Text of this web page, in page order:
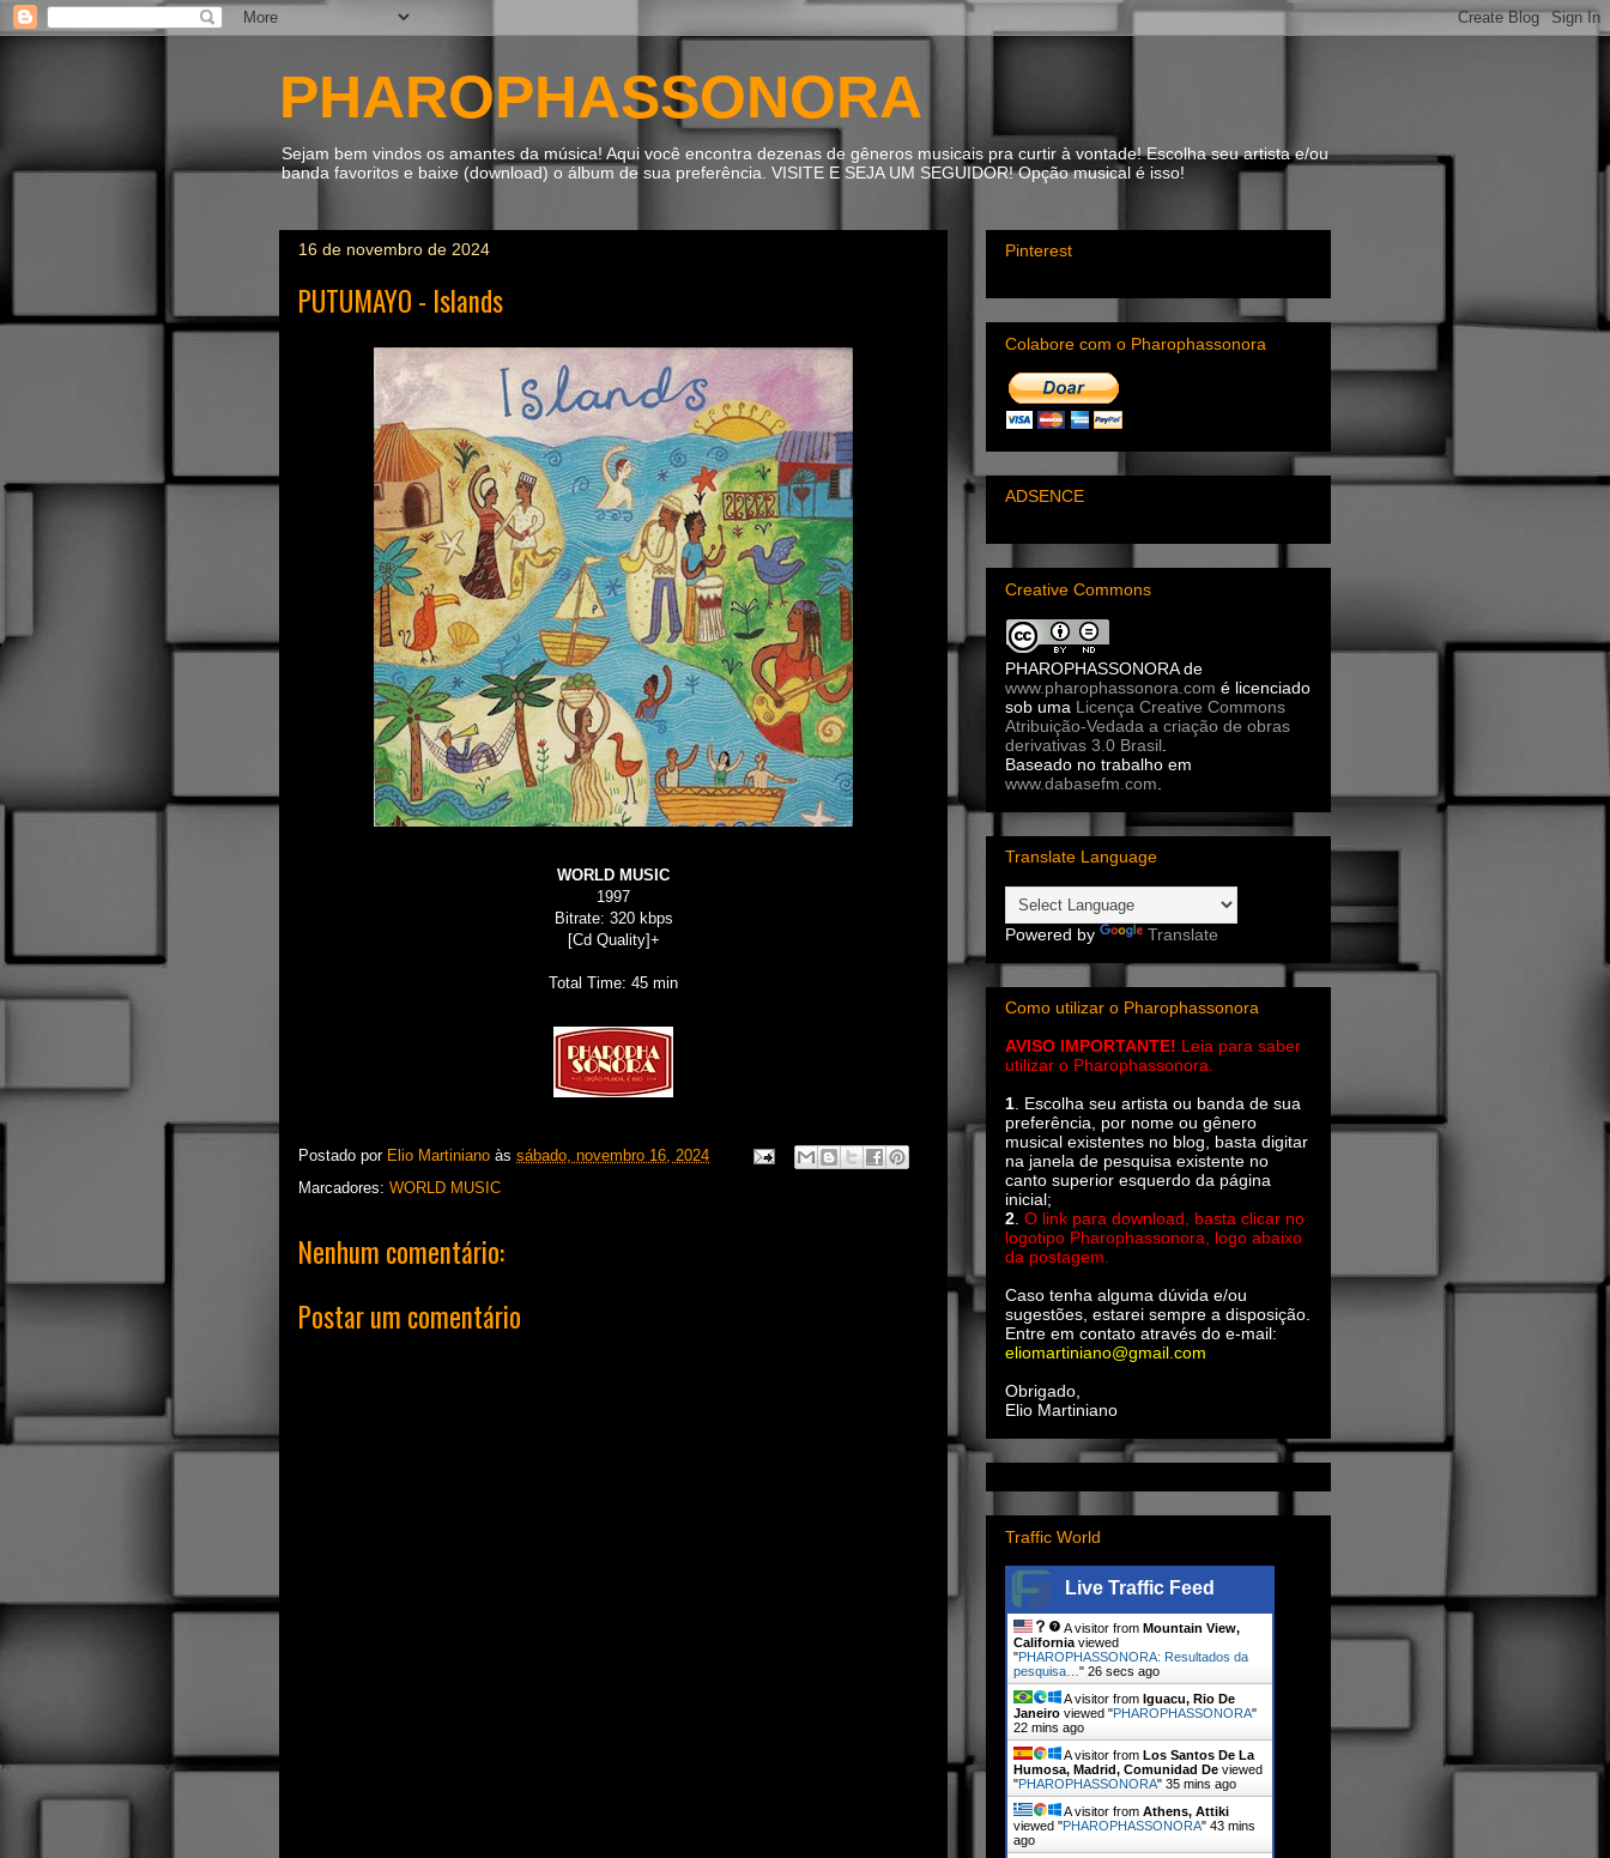
PHAROPHASSONORA
Sejam bem vindos os amantes da música! Aqui você encontra dezenas de gêneros musicais pra curtir à vontade! Escolha seu artista e/ou
banda favoritos e baixe (download) o álbum de sua preferência. VISITE E SEJA UM SEGUIDOR! Opção musical é isso!
16 de novembro de 2024
PUTUMAYO - Islands
WORLD MUSIC
1997
Bitrate: 320 kbps
[Cd Quality]+
Total Time: 45 min
Postado por Elio Martiniano às sábado, novembro 16, 2024
Marcadores: WORLD MUSIC
Nenhum comentário:
Postar um comentário
Pinterest
Colabore com o Pharophassonora
ADSENCE
Creative Commons
PHAROPHASSONORAde
www.pharophassonora.com é licenciado
sob uma Licença Creative Commons
Atribuição-Vedada a criação de obras
derivativas 3.0 Brasil
Baseado no trabalho em
www.dabasefm.com
Translate Language
Powered by Translate
Como utilizar o Pharophassonora
AVISO IMPORTANTE! Leia para saber
utilizar o Pharophassonora.
1. Escolha seu artista ou banda de sua
preferência, por nome ou gênero
musical existentes no blog, basta digitar
na janela de pesquisa existente no
canto superior esquerdo da página
inicial;
2. O link para download, basta clicar no
logotipo Pharophassonora, logo abaixo
da postagem.
Caso tenha alguma dúvida e/ou
sugestões, estarei sempre a disposição.
Entre em contato através do e-mail:
eliomartiniano@gmail.com
Obrigado,
Elio Martiniano
Traffic World
Live Traffic Feed
A visitor from Mountain View,
California viewed
"PHAROPHASSONORA: Resultados da
pesquisa… " 27 secs ago
A visitor from Iguacu, Rio De
Janeiro viewed "PHAROPHASSONORA"
22 mins ago
A visitor from Los Santos De La
Humosa, Madrid, Comunidad De viewed
"PHAROPHASSONORA" 35 mins ago
A visitor from Athens, Attiki
viewed "PHAROPHASSONORA" 43 mins
ago